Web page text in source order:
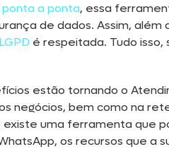
a ponta, essa
de dados. Assim,
LGPD é respeitada. Tudo
estão tornando o
negócios, bem como na
uma ferramenta que
os recursos que a